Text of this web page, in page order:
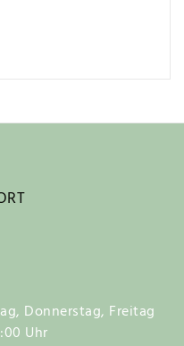
Donnerstag, Freitag
Uhr